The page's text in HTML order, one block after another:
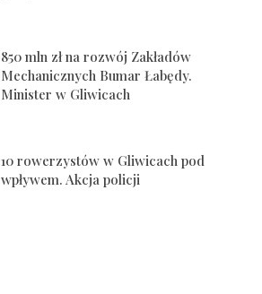
850 mln zł na rozwój Zakładów
Mechanicznych Bumar Łabędy.
Minister w Gliwicach
10 rowerzystów w Gliwicach pod
wpływem. Akcja policji